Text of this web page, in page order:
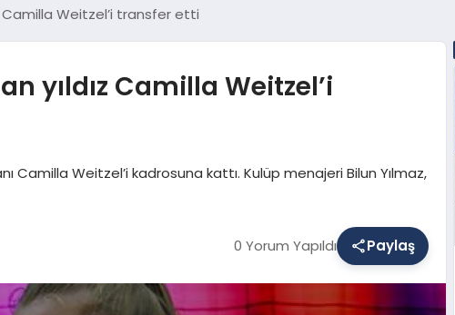
Camilla Weitzel’i transfer etti
yıldız Camilla Weitzel’i
Camilla Weitzel’i kadrosuna kattı. Kulüp menajeri Bilun Yılmaz,
0 Yorum Yapıldı Paylaş